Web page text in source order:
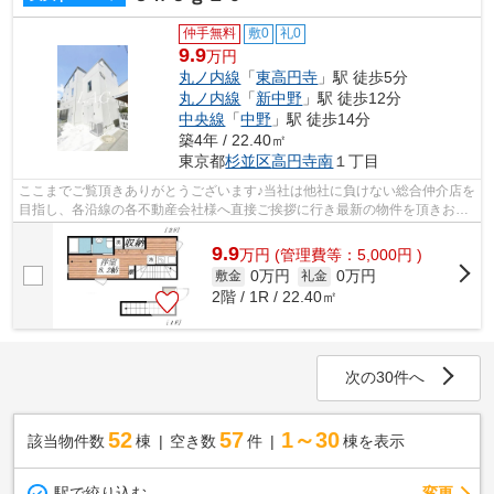
仲手無料 敷0 礼0
9.9万円
丸ノ内線 「東高円寺 」駅 徒歩5分
丸ノ内線 「新中野 」駅 徒歩12分
中央線 「中野 」駅 徒歩14分
築4年 / 22.40㎡
東京都杉並区高円寺南 １丁目
ここまでご覧頂きありがとうございます♪当社は他社に負けない総合仲介店を
目指し、各沿線の各不動産会社様へ直接ご挨拶に行き最新の物件を頂きお客
様へ提供しております！最新の情報は...
9.9万円 (管理費等：5,000円 )
敷金 0万円 礼金 0万円
2階 / 1R / 22.40㎡
次の30件へ
該当物件数 52棟 空き数 57 件 1～30 棟を表示